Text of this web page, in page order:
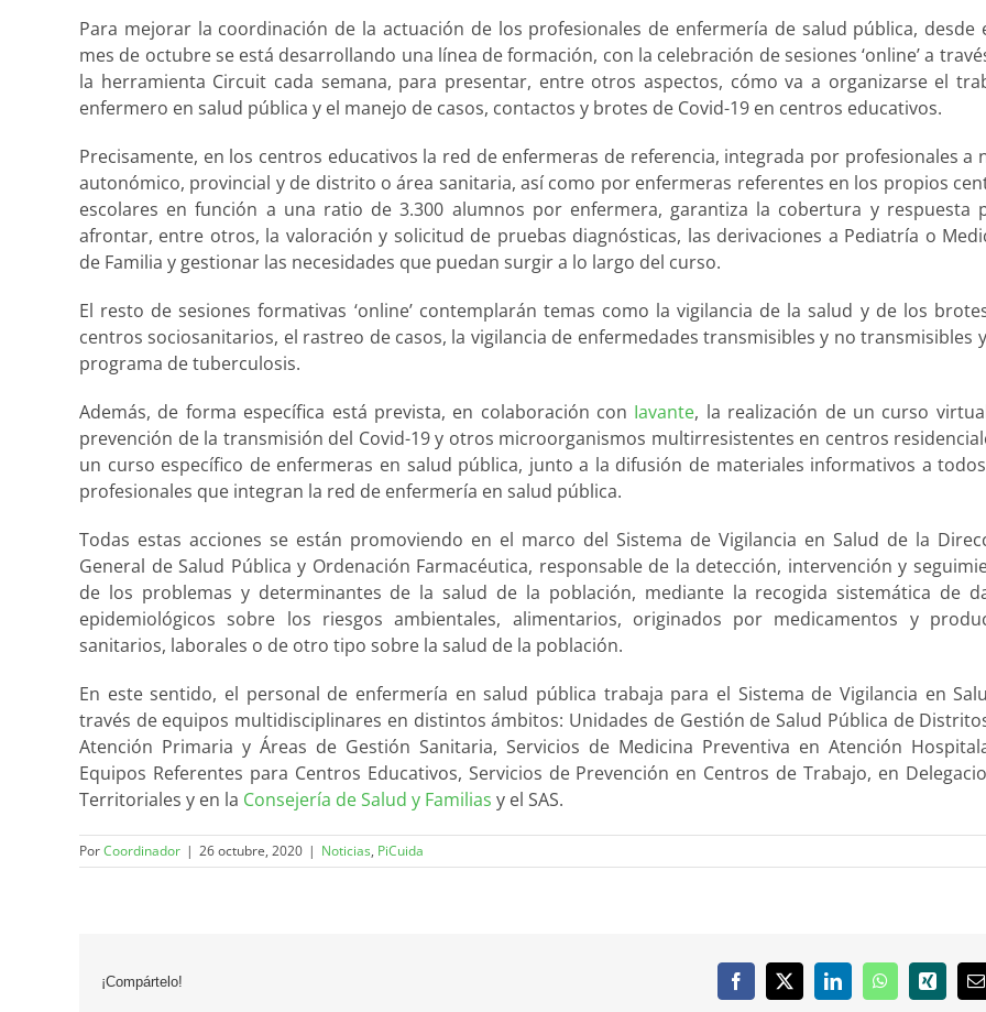
Para mejorar la coordinación de la actuación de los profesionales de enfermería de salud pública, desde
mes de octubre se está desarrollando una línea de formación, con la celebración de sesiones ‘online’ a
la herramienta Circuit cada semana, para presentar, entre otros aspectos, cómo va a organizarse el
enfermero en salud pública y el manejo de casos, contactos y brotes de Covid-19 en centros educativos.
Precisamente, en los centros educativos la red de enfermeras de referencia, integrada por profesionales a
autonómico, provincial y de distrito o área sanitaria, así como por enfermeras referentes en los propios
escolares en función a una ratio de 3.300 alumnos por enfermera, garantiza la cobertura y respuesta
afrontar, entre otros, la valoración y solicitud de pruebas diagnósticas, las derivaciones a Pediatría o
de Familia y gestionar las necesidades que puedan surgir a lo largo del curso.
El resto de sesiones formativas ‘online’ contemplarán temas como la vigilancia de la salud y de los
centros sociosanitarios, el rastreo de casos, la vigilancia de enfermedades transmisibles y no transmisibles
programa de tuberculosis.
Además, de forma específica está prevista, en colaboración con Iavante, la realización de un curso
prevención de la transmisión del Covid-19 y otros microorganismos multirresistentes en centros
un curso específico de enfermeras en salud pública, junto a la difusión de materiales informativos a
profesionales que integran la red de enfermería en salud pública.
Todas estas acciones se están promoviendo en el marco del Sistema de Vigilancia en Salud de la
General de Salud Pública y Ordenación Farmacéutica, responsable de la detección, intervención y
de los problemas y determinantes de la salud de la población, mediante la recogida sistemática de
epidemiológicos sobre los riesgos ambientales, alimentarios, originados por medicamentos y
sanitarios, laborales o de otro tipo sobre la salud de la población.
En este sentido, el personal de enfermería en salud pública trabaja para el Sistema de Vigilancia en
través de equipos multidisciplinares en distintos ámbitos: Unidades de Gestión de Salud Pública de
Atención Primaria y Áreas de Gestión Sanitaria, Servicios de Medicina Preventiva en Atención
Equipos Referentes para Centros Educativos, Servicios de Prevención en Centros de Trabajo, en
Territoriales y en la Consejería de Salud y Familias y el SAS.
PorCoordinador | 26 octubre, 2020 | Noticias, PiCuida
¡Compártelo! Facebook
X LinkedInWhatsApp
Xing